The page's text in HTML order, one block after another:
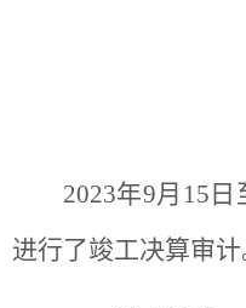
2023年9月15
进行了竣工决算审计